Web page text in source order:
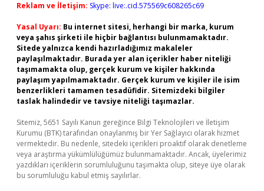
Reklam ve İletişim: Skype: live:.cid.575569c608265c69
Yasal Uyarı: Bu internet sitesi, herhangi bir marka, kurum
veya şahıs şirketi ile hiçbir bağlantısı bulunmamaktadır.
Sitede yalnızca kendi hazırladığımız makaleler
paylaşılmaktadır. Burada yer alan içerikler haber niteliği
taşımamakta olup, gerçek kurum ve kişiler hakkında
paylaşım yapılmamaktadır. Gerçek kurum ve kişiler ile isim
benzerlikleri tamamen tesadüfidir. Sitemizdeki bilgiler
taslak halindedir ve tavsiye niteliği taşımazlar.
Sitemiz, 5651 Sayılı Kanun gereğince Bilgi Teknolojileri ve İletişim
Kurumu (BTK) tarafından onaylanmış bir Yer Sağlayıcı olarak hizmet
vermektedir. Bu nedenle, sitedeki içerikleri proaktif olarak denetleme
veya araştırma yükümlülüğümüz bulunmamaktadır. Ancak, üyelerimiz
yazdıkları içeriklerin sorumluluğunu taşımakta olup, siteye üye olarak
bu sorumluluğu kabul etmiş sayılırlar.